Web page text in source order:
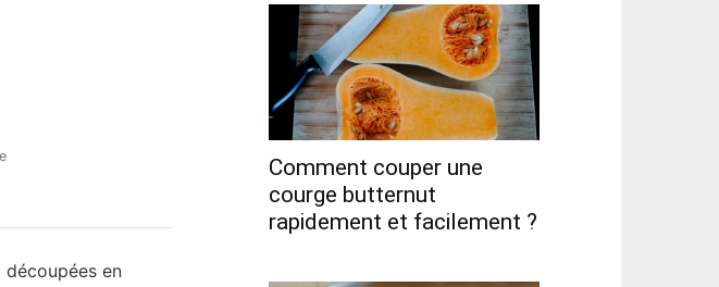
en
Comment couper une
courge butternut
rapidement et facilement ?